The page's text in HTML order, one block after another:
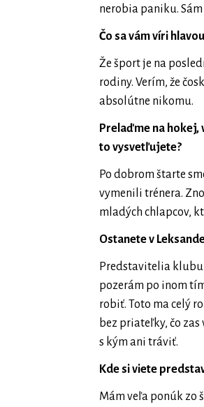
nerobia paniku.
Čo sa vám víri
Že šport je na
rodiny. Verím, že
absolútne nikomu.
Prelaďme na hokej,
to vysvetľujete?
Po dobrom štarte
vymenili trénera.
mladých chlapcov,
Ostanete v
Predstavitelia klubu
pozerám po inom
robiť. Toto ma celý
bez priateľky, čo
s kým ani tráviť.
Kde si viete
Mám veľa ponúk zo